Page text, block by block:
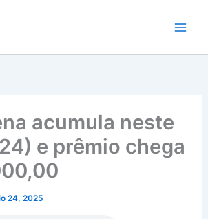
acumula neste
e prêmio chega
24, 2025